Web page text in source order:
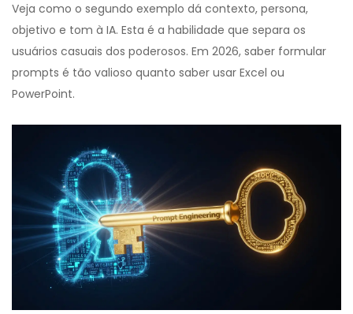
Veja como o segundo exemplo dá contexto, persona,
objetivo e tom à IA. Esta é a habilidade que separa os
usuários casuais dos poderosos. Em 2026, saber formular
prompts é tão valioso quanto saber usar Excel ou
PowerPoint.